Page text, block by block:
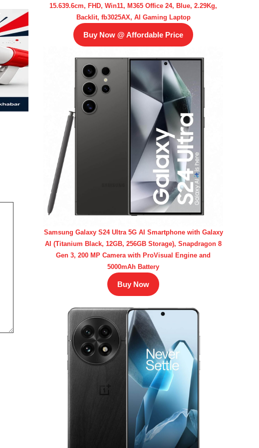
15.639.6cm, FHD, Win11, M365 Office 24, Blue, 2.29Kg,
Backlit, fb3025AX, AI Gaming Laptop
Buy Now @ Affordable Price
Samsung Galaxy S24 Ultra 5G AI Smartphone with Galaxy
AI (Titanium Black, 12GB, 256GB Storage), Snapdragon 8
Gen 3, 200 MP Camera with ProVisual Engine and
5000mAh Battery
Buy Now